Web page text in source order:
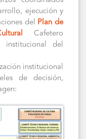
ejecución y
del Plan de
Cafetero
institucional del
institucional
de decisión,